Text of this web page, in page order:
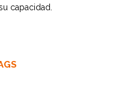
capacidad.